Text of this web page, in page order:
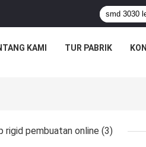
KAMI TUR PABRIK
rigid pembuatan online (3)